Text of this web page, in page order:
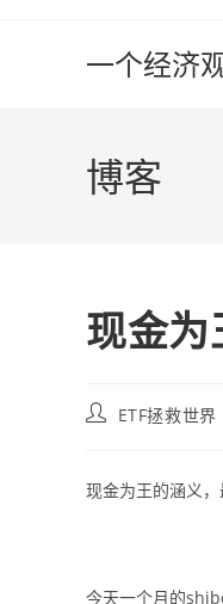
一个经济
博客
现金为
PostETF拯救世界
现金为王的涵义，
今天一个月的